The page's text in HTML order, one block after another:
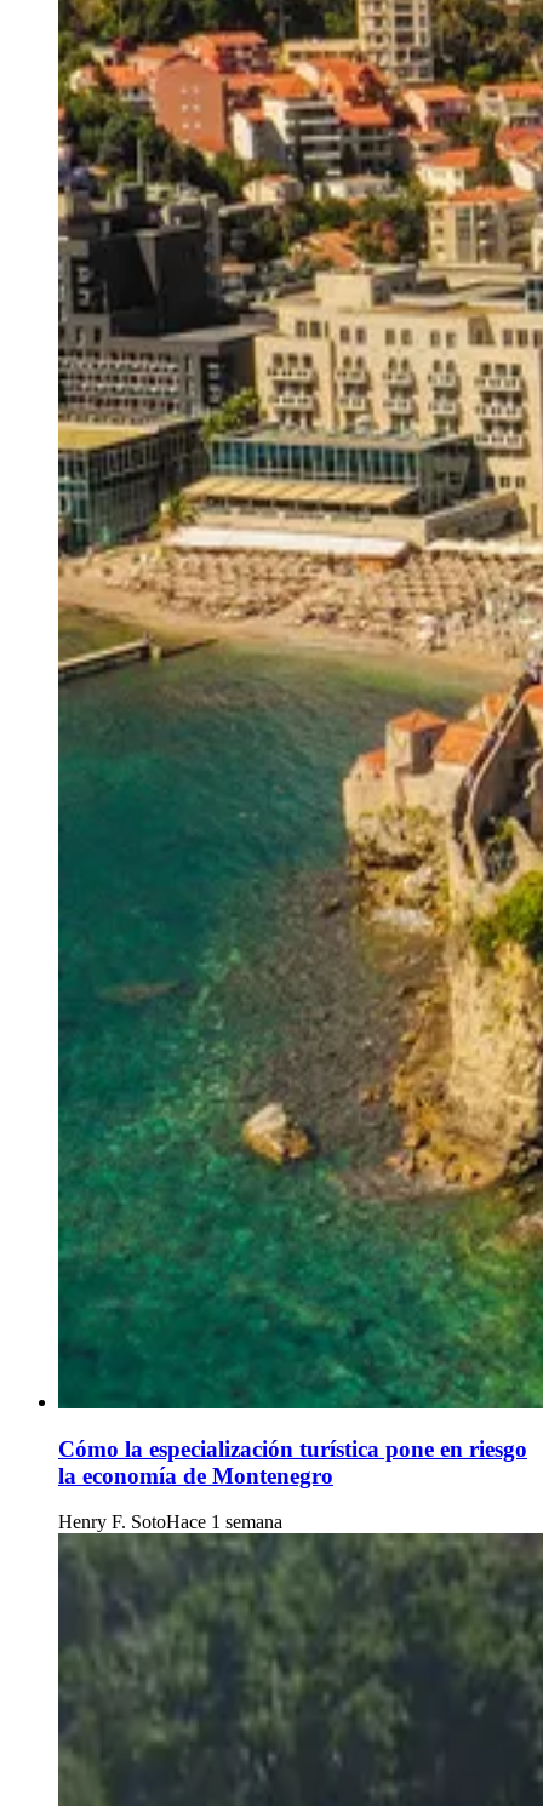
Cómo la especialización turística pone en riesgo
la economía de Montenegro
Henry F. SotoHace 1 semana